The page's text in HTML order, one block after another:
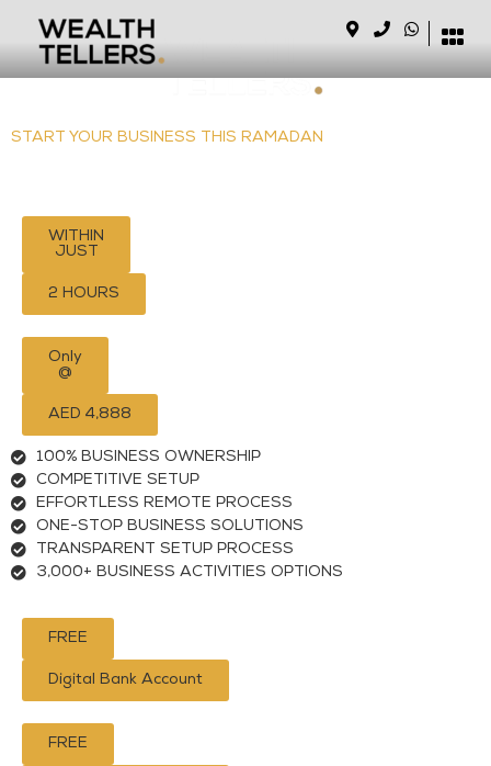
START YOUR BUSINESS THIS RAMADAN
WITHIN
JUST
2 HOURS
Only
@
AED 4,888
100% BUSINESS OWNERSHIP
COMPETITIVE SETUP
EFFORTLESS REMOTE PROCESS
ONE-STOP BUSINESS SOLUTIONS
TRANSPARENT SETUP PROCESS
3,000+ BUSINESS ACTIVITIES OPTIONS
FREE
Digital Bank Account
FREE